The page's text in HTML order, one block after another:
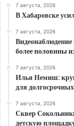
7 августа, 2026
В Хабаровске
7 августа, 2026
более половины
7 августа, 2026
Илья Немиш:
для
7 августа, 2026
Сквер
детскую